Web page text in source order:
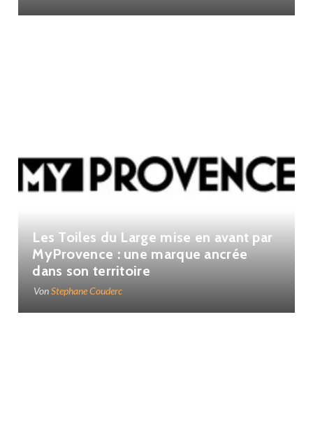
Les Toiles du Large mise en avant par
MyProvence : une marque ancrée
dans son territoire
VonStephane Couderc